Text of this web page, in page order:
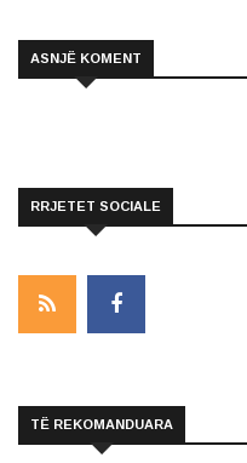
ASNJË KOMENT
RRJETET SOCIALE
TË REKOMANDUARA